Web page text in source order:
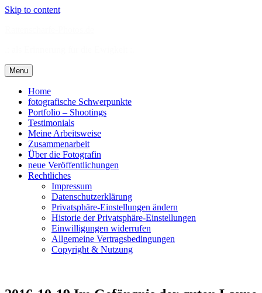
Skip to content
Menu
Home
fotografische Schwerpunkte
Portfolio – Shootings
Testimonials
Meine Arbeitsweise
Zusammenarbeit
Über die Fotografin
neue Veröffentlichungen
Rechtliches
Impressum
Datenschutzerklärung
Privatsphäre-Einstellungen ändern
Historie der Privatsphäre-Einstellungen
Einwilligungen widerrufen
Allgemeine Vertragsbedingungen
Copyright & Nutzung